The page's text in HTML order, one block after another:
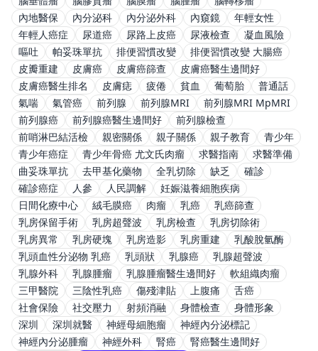
內地醫保
內分泌科 內分泌外科 內窺鏡
年輕女性
年輕人癌症
尿道癌 尿路上皮癌 尿液檢查
凝血風險
嘔吐
帕妥珠單抗 排便習慣改變
排便習慣改變 大腸癌
皮瓣重建
皮膚癌 皮膚癌篩查
皮膚癌醫生邊間好
皮膚癌醫生排名
皮膚痣 疲倦 貧血 葡萄胎
普通話
氣喘
氣管癌 前列腺 前列腺MRI
前列腺MRI MpMRI
前列腺癌
前列腺癌醫生邊間好
前列腺檢查
前哨淋巴結活檢
親密關係 親子關係 親子教育
青少年
青少年癌症
青少年骨癌 尤文氏肉瘤 求醫指南
求醫準備
曲妥珠單抗
去甲基化藥物 全乳切除 缺乏
確診
確診癌症
人參 人民調解
妊娠滋養細胞疾病
日間化療中心
絨毛膜癌 肉瘤 乳癌
乳癌篩查
乳房保留手術
乳房超聲波 乳房檢查
乳房切除術
乳房異常
乳房硬塊 乳房造影 乳房重建
乳酸脫氫酶
乳頭血性分泌物 乳癌
乳頭狀 乳腺癌
乳腺超聲波
乳腺外科
乳腺腫瘤 乳腺腫瘤醫生邊間好
軟組織肉瘤
三甲醫院
三陰性乳癌 傷殘津貼 上腹痛
舌癌
社會保險
社交壓力 射頻消融 身體檢查
身體形象
深圳
深圳就醫 神經母細胞瘤
神經內分泌標記
神經內分泌腫瘤
神經外科 腎癌
腎癌醫生邊間好